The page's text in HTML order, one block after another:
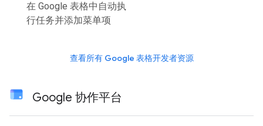
在 Google 表格中自动执
行任务并添加菜单项
查看所有 Google 表格开发者资源
Google 协作平台